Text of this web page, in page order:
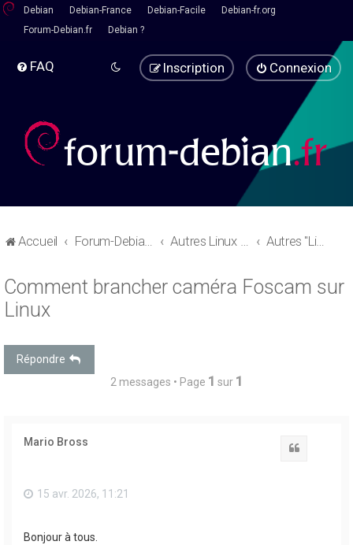
Debian Debian-France Debian-Facile
Debian-fr.org
Forum-Debian.fr
Debian ?
FAQ Connexion
Inscription
Accueil Forum-Debian.fr Autres Linux - Pause café Autres "Linux" basées sur debian
Comment brancher caméra Foscam sur
Linux
Répondre
2 messages • Page 1 sur 1
Mario Bross
15 avr. 2026, 11:21
Bonjour à tous.